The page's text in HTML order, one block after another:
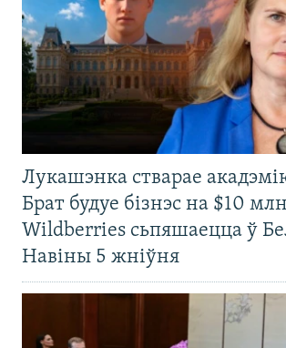
Лукашэнка стварае
Брат будуе бізнэс на $10
Wildberries сьпяшаецца ў
Навіны 5 жніўня